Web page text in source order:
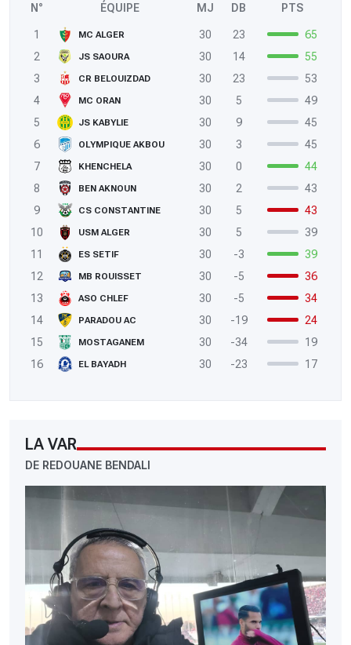
N° ÉQUIPE MJ DB PTS
1 MC ALGER 30 23
65
2
JS SAOURA 30 14
55
3
CR BELOUIZDAD 30 23
53
4
MC ORAN 30 5
49
5
JS KABYLIE 30 9
45
6
OLYMPIQUE AKBOU 30 3
45
7
KHENCHELA 30 0
44
8
BEN AKNOUN 30 2
43
9
CS CONSTANTINE 30 5
43
10
USM ALGER 30 5
39
11
ES SETIF 30 -3
39
12
MB ROUISSET 30 -5
36
13
ASO CHLEF 30 -5
34
14
PARADOU AC 30 -19
24
15
MOSTAGANEM 30 -34
19
16
EL BAYADH 30 -23 17
LA VAR
DE REDOUANE BENDALI